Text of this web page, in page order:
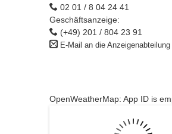
02 01 / 8 04 24 41
Geschäftsanzeige:
(+49) 201 / 804 23 91
E-Mail an die Anzeigenabteilung
OpenWeatherMap: App ID is